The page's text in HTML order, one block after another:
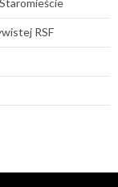
RSF